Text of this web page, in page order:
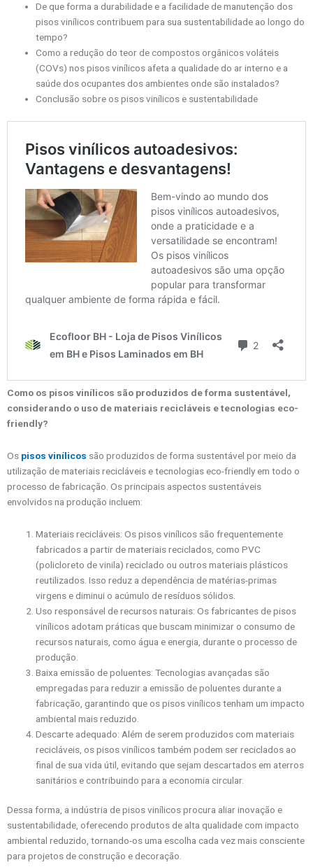
De que forma a durabilidade e a facilidade de manutenção dos
pisos vinílicos contribuem para sua sustentabilidade ao longo do
tempo?
Como a redução do teor de compostos orgânicos voláteis
(COVs) nos pisos vinílicos afeta a qualidade do ar interno e a
saúde dos ocupantes dos ambientes onde são instalados?
Conclusão sobre os pisos vinílicos e sustentabilidade
Como os pisos vinílicos são produzidos de forma sustentável,
considerando o uso de materiais recicláveis e tecnologias eco-
friendly?
Os pisos vinílicos são produzidos de forma sustentável por meio da
utilização de materiais recicláveis e tecnologias eco-friendly em todo o
processo de fabricação. Os principais aspectos sustentáveis
envolvidos na produção incluem:
Materiais recicláveis: Os pisos vinílicos são frequentemente
fabricados a partir de materiais reciclados, como PVC
(policloreto de vinila) reciclado ou outros materiais plásticos
reutilizados. Isso reduz a dependência de matérias-primas
virgens e diminui o acúmulo de resíduos sólidos.
Uso responsável de recursos naturais: Os fabricantes de pisos
vinílicos adotam práticas que buscam minimizar o consumo de
recursos naturais, como água e energia, durante o processo de
produção.
Baixa emissão de poluentes: Tecnologias avançadas são
empregadas para reduzir a emissão de poluentes durante a
fabricação, garantindo que os pisos vinílicos tenham um impacto
ambiental mais reduzido.
Descarte adequado: Além de serem produzidos com materiais
recicláveis, os pisos vinílicos também podem ser reciclados ao
final de sua vida útil, evitando que sejam descartados em aterros
sanitários e contribuindo para a economia circular.
Dessa forma, a indústria de pisos vinílicos procura aliar inovação e
sustentabilidade, oferecendo produtos de alta qualidade com impacto
ambiental reduzido, tornando-os uma escolha cada vez mais consciente
para projetos de construção e decoração.